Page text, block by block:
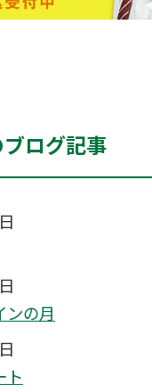
ログ記事
ンの月
ト